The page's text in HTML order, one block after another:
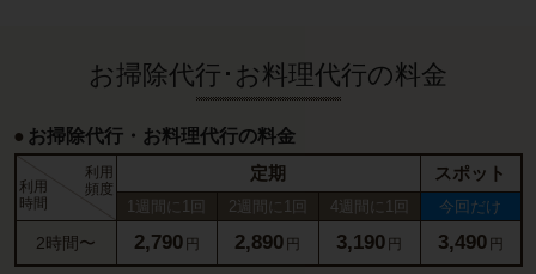
お掃除代行･お料理代行の料金
お掃除代行・お料理代行の料金
利用
時間
利用
頻度
定期 スポット
1週間に1回 2週間に1回 4週間に1回 今回だけ
2時間〜 2,790 円 2,890 円 3,190 円 3,490 円